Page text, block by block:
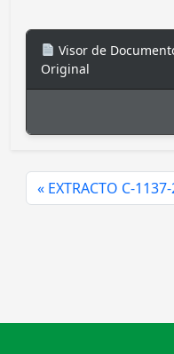
Visor de
Original
EXTRACTO C-